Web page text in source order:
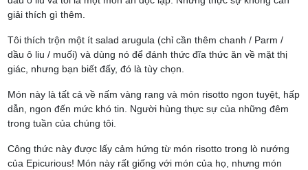
giải thích gì thêm.
Tôi thích trộn một ít salad arugula (chỉ cần thêm chanh / Parm /
dầu ô liu / muối) và dùng nó để đánh thức đĩa thức ăn về mặt thị
giác, nhưng bạn biết đấy, đó là tùy chọn.
Món này là tất cả về nấm vàng rang và món risotto ngon tuyệt, hấp
dẫn, ngon đến mức khó tin. Người hùng thực sự của những đêm
trong tuần của chúng tôi.
Công thức này được lấy cảm hứng từ món risotto trong lò nướng
của Epicurious! Món này rất giống với món của họ, nhưng món